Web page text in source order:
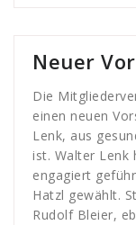
Neuer
Die
einen neuen
Lenk, aus
ist. Walter Lenk
engagiert
Hatzl gewählt.
Rudolf Bleier,